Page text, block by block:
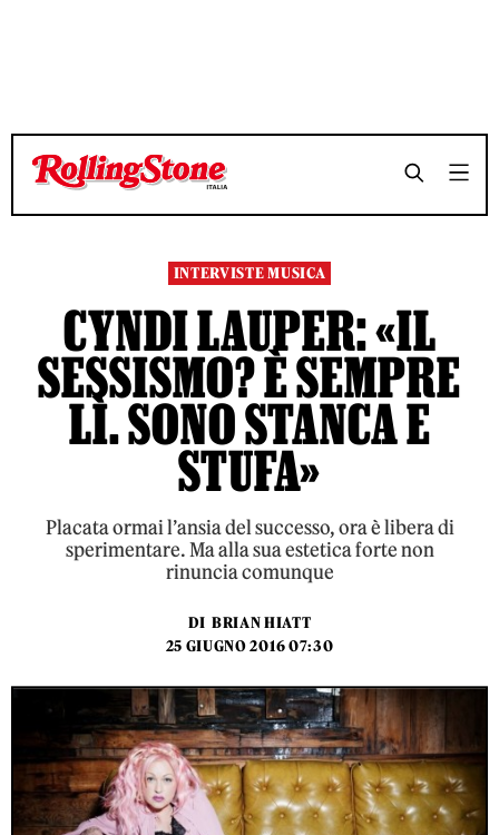
TEMPO DI LETTURA 5 MINUTI SHARE
TEMPO DI LETTURA 5 MINUTI SHARE
INTERVISTE MUSICA
CYNDI LAUPER: «IL
SESSISMO? È SEMPRE
LÌ. SONO STANCA E
STUFA»
Placata ormai l’ansia del successo, ora è libera di
sperimentare. Ma alla sua estetica forte non
rinuncia comunque
DI BRIAN HIATT
25 GIUGNO 2016 07:30